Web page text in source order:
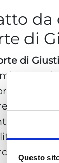
Questo
da
di
di
entro i
di
la privacy
dal
che la
della